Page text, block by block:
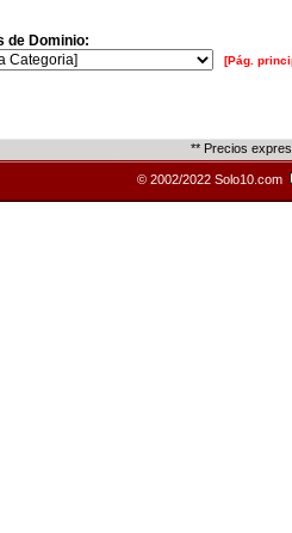
de Dominio:
[Pág.
** Precios
© 2002/2022 Solo10.com